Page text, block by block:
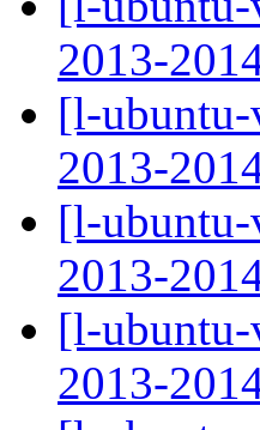
2013-
[l-ubuntu-
2013-
[l-ubuntu-
2013-
[l-ubuntu-
2013-